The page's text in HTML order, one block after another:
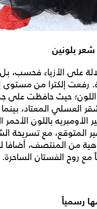
بلونين
على الأزياء فحسب،
رفعت إلكترا من مستوى
اللون؛ حيث حافظت على
العسلي المعتاد،
الأومبريه باللون الأحمر
المتوقع، مع تسريحة
من المنتصف،
روح الفستان الساحرة.
رسمياً